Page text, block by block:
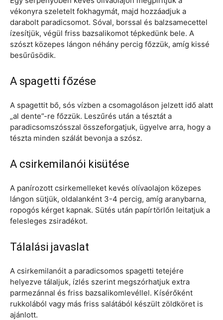
vékonyra szeletelt fokhagymát, majd hozzáadjuk a
darabolt paradicsomot. Sóval, borssal és balzsamecettel
ízesítjük, végül friss bazsalikomot tépkedünk bele. A
szószt közepes lángon néhány percig főzzük, amíg kissé
besűrűsödik.
A spagetti főzése
A spagettit bő, sós vízben a csomagoláson jelzett idő alatt
„al dente”-re főzzük. Leszűrés után a tésztát a
paradicsomszósszal összeforgatjuk, ügyelve arra, hogy a
tészta minden szálát bevonja a szósz.
A csirkemilanói kisütése
A panírozott csirkemelleket kevés olívaolajon közepes
lángon sütjük, oldalanként 3-4 percig, amíg aranybarna,
ropogós kérget kapnak. Sütés után papírtörlőn leitatjuk a
felesleges zsiradékot.
Tálalási javaslat
A csirkemilanóit a paradicsomos spagetti tetejére
helyezve tálaljuk, ízlés szerint megszórhatjuk extra
parmezánnal és friss bazsalikomlevéllel. Kísérőként
rukkolából vagy más friss salátából készült zöldköret is
ajánlott.